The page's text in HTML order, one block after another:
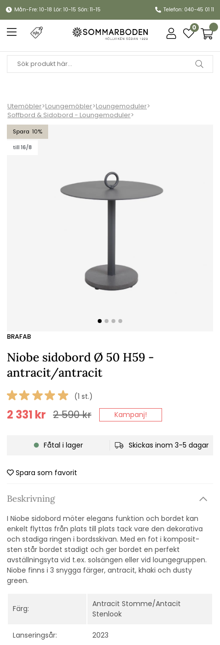
Mån-Fre: 10-18 Lör: 10-15 Sön: 11-15 Telefon: 040-45 01 11
0
Utemöbler>Loungemöbler>Loungemoduler>
Soffbord & Sidobord - Loungemoduler>
10
till 16/8
Niobe sidobord Ø 50 H59 - antracit/antracit
BRAFAB
Niobe sidobord Ø 50 H59 -
antracit/antracit
(1 st.)
2 590kr
2 331 kr Kampanj!
Fåtal i lager Skickas inom 3-5 dagar
Spara som favorit
Beskrivning
I Niobe sidobord möter elegans funktion och bordet kan
enkelt flyttas från plats till plats tack vare den dekorativa
och stadiga ringen i bordsskivan. Med en fot i komposit-
sten står bordet stadigt och ger bordet en perfekt
avställningsyta vid t.ex. solsängen eller vid loungegruppen.
Niobe finns i 3 snygga färger, antracit, khaki och dusty
green.
Färg:
Antracit Stomme/Antacit
Stenlook
Lanseringsår: 2023